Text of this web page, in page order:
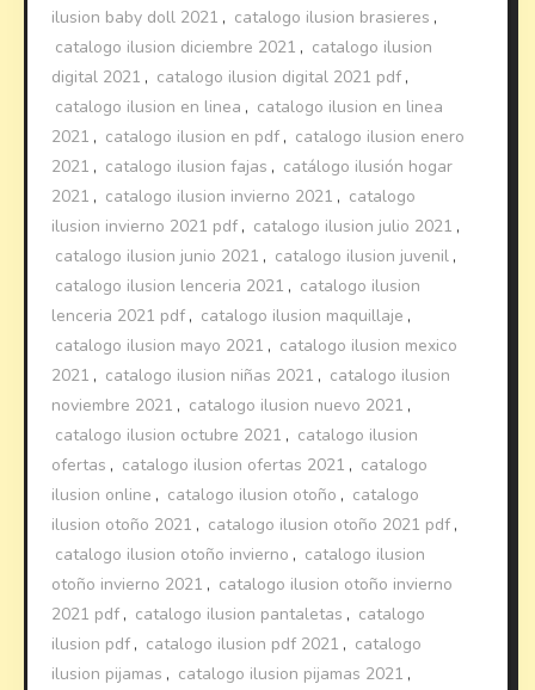
ilusion baby doll 2021 , catalogo ilusion brasieres ,
catalogo ilusion diciembre 2021 , catalogo ilusion
digital 2021 , catalogo ilusion digital 2021 pdf ,
catalogo ilusion en linea , catalogo ilusion en linea
2021 , catalogo ilusion en pdf , catalogo ilusion enero
2021 , catalogo ilusion fajas , catálogo ilusión hogar
2021 , catalogo ilusion invierno 2021 , catalogo
ilusion invierno 2021 pdf , catalogo ilusion julio 2021 ,
catalogo ilusion junio 2021 , catalogo ilusion juvenil ,
catalogo ilusion lenceria 2021 , catalogo ilusion
lenceria 2021 pdf , catalogo ilusion maquillaje ,
catalogo ilusion mayo 2021 , catalogo ilusion mexico
2021 , catalogo ilusion niñas 2021 , catalogo ilusion
noviembre 2021 , catalogo ilusion nuevo 2021 ,
catalogo ilusion octubre 2021 , catalogo ilusion
ofertas , catalogo ilusion ofertas 2021 , catalogo
ilusion online , catalogo ilusion otoño , catalogo
ilusion otoño 2021 , catalogo ilusion otoño 2021 pdf ,
catalogo ilusion otoño invierno , catalogo ilusion
otoño invierno 2021 , catalogo ilusion otoño invierno
2021 pdf , catalogo ilusion pantaletas , catalogo
ilusion pdf , catalogo ilusion pdf 2021 , catalogo
ilusion pijamas , catalogo ilusion pijamas 2021 ,